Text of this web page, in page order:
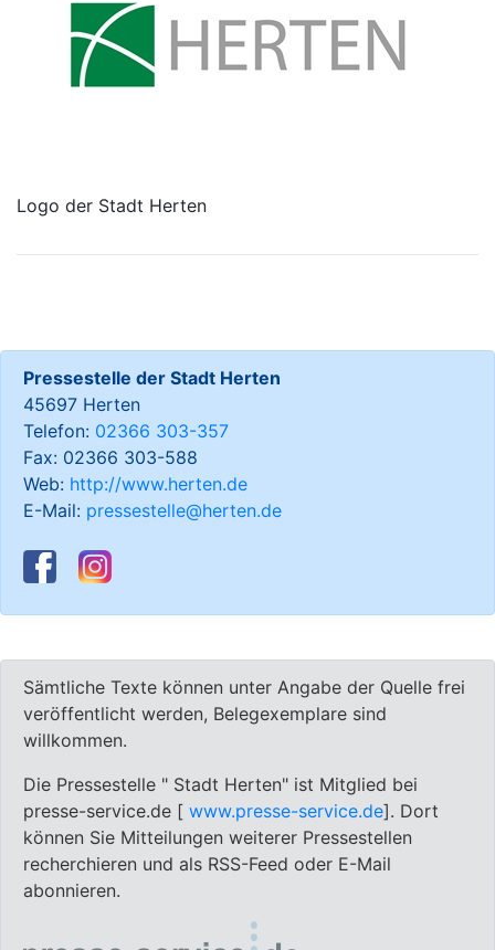
Logo der Stadt Herten
Pressestelle der Stadt Herten
45697 Herten
Telefon: 02366 303-357
Fax: 02366 303-588
Web: http://www.herten.de
E-Mail: pressestelle@herten.de
Sämtliche Texte können unter Angabe der Quelle frei
veröffentlicht werden, Belegexemplare sind
willkommen.
Die Pressestelle " Stadt Herten" ist Mitglied bei
presse-service.de [ www.presse-service.de]. Dort
können Sie Mitteilungen weiterer Pressestellen
recherchieren und als RSS-Feed oder E-Mail
abonnieren.